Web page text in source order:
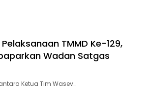
TMMD Ke-129,
Wadan Satgas
Ketua Tim Wasev…